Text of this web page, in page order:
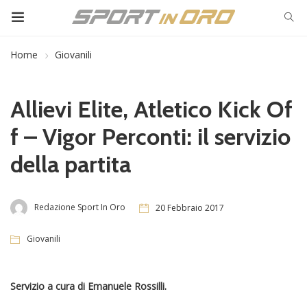
Home Giovanili
Allievi Elite, Atletico Kick Of
f – Vigor Perconti: il servizio
della partita
Redazione Sport In Oro 20 Febbraio 2017
Giovanili
Servizio a cura di Emanuele Rossilli.